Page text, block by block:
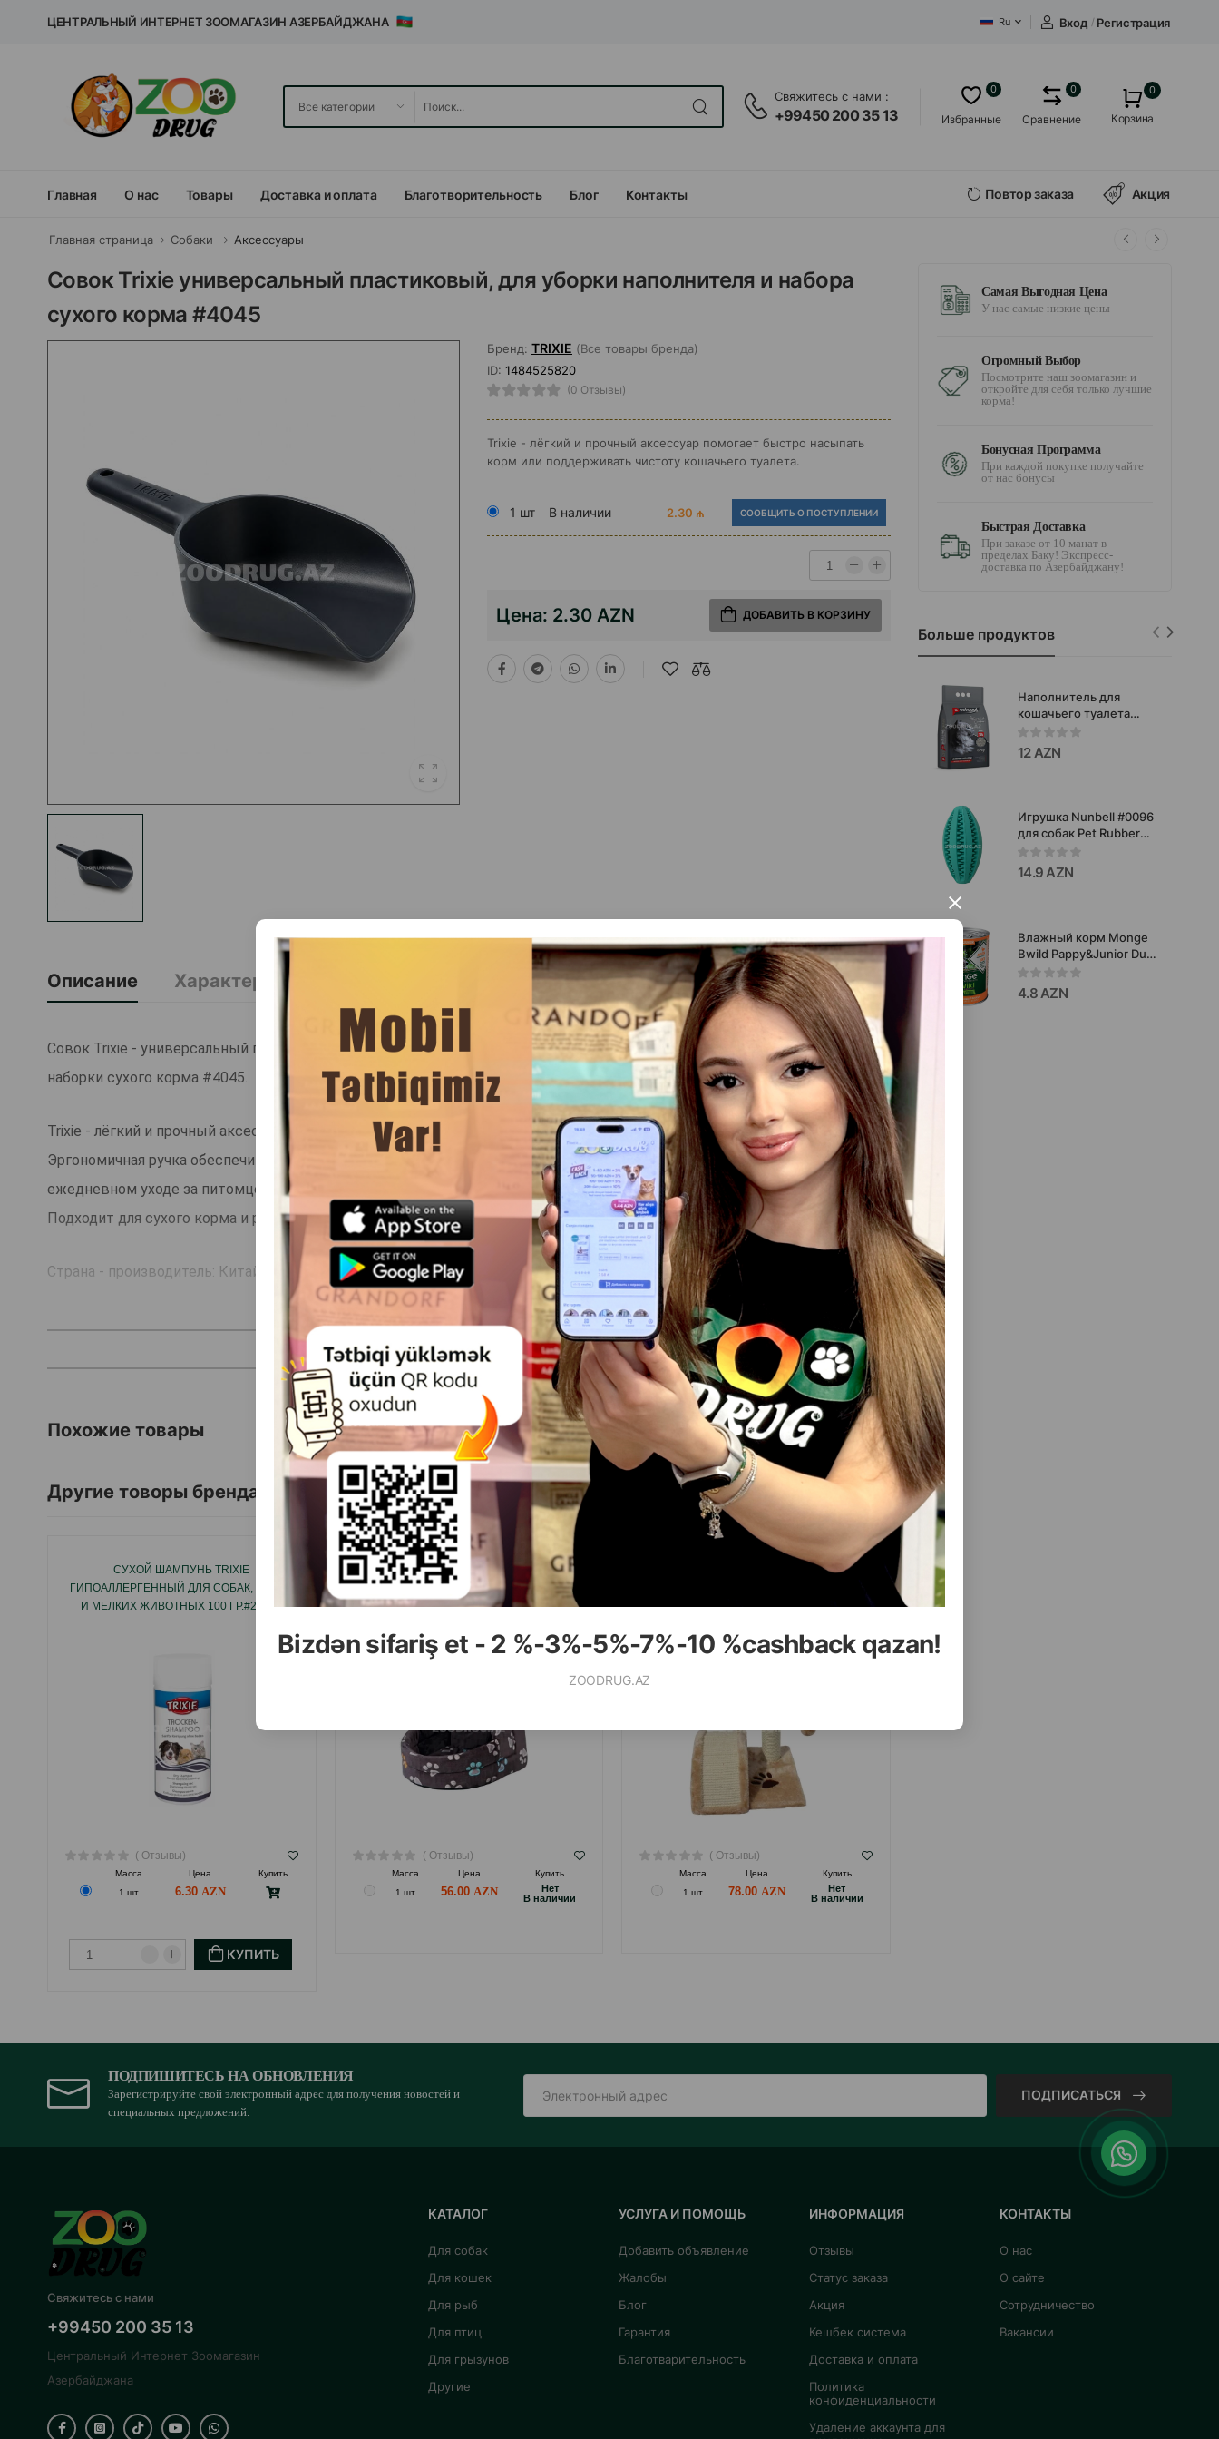
Bizdən sifariş et - 2 %-3%-5%-7%-10 %cashback qazan!
ZOODRUG.AZ
×
ЦЕНТРАЛЬНЫЙ ИНТЕРНЕТ ЗООМАГАЗИН АЗЕРБАЙДЖАНА Ru Вход / Регистрация
Свяжитесь с нами :
+99450 200 35 13 Избранные
0
Сравнение
0 0
Корзина
Главная О нас Товары Доставка и оплата Благотворительность Блог Контакты Повтор заказа Акция
Главная страница Собаки Аксессуары
Совок Trixie универсальный пластиковый, для уборки наполнителя и набора
сухого корма #4045
Бренд: TRIXIE (Все товары бренда)
ID: 1484525820
(0 Отзывы)
Trixie - лёгкий и прочный аксессуар помогает быстро насыпать
корм или поддерживать чистоту кошачьего туалета.
1 шт В наличии 2.30 ₼ СООБЩИТЬ О ПОСТУПЛЕНИИ
Цена: 2.30 AZN ДОБАВИТЬ В КОРЗИНУ
Описание Характеристика Отзывы(0)
Совок Trixie - универсальный пластиковый совок, который подходит как для уборки наполнителя, так и для удобной
наборки сухого корма #4045.
Trixie - лёгкий и прочный аксессуар помогает быстро насыпать корм или поддерживать чистоту кошачьего туалета.
Эргономичная ручка обеспечивает комфортное использование, а практичная форма делает совок удобным в
ежедневном уходе за питомцем.
Подходит для сухого корма и разных видов наполнителей.
Страна - производитель: Китай.
ЧИТАТЬ ДАЛЬШЕ
Похожие товары Смотреть Все
Другие товоры бренда Смотреть Все
СУХОЙ ШАМПУНЬ TRIXIE
ГИПОАЛЛЕРГЕННЫЙ ДЛЯ СОБАК, КОШЕК
И МЕЛКИХ ЖИВОТНЫХ 100 ГР.#29181
( Отзывы)
Масса Цена
Купить
1 шт
6.30
КУПИТЬ
ДОМИК TRIXIE ПЛЮШЕВЫЙ СО
СЪЕМНЫМ МАТРАСОМ ДЛЯ КОШЕК.
ЦВЕТ: КОРИЧНЕВЫЙ. РАЗМЕР: 40Х35Х35
( Отзывы)
Масса Цена
Купить
1 шт
56.00
Hет
B наличии
КОГТЕТОЧКА КОМПЛЕКС TRIXIE ДЛЯ
СМ.
( Отзывы)
Масса Цена
Купить
1 шт
78.00
Hет
B наличии
МИСКА TRIXIE КЕРАМИЧЕСКАЯ. ЦВЕТ:
Самая Выгодная Цена
У нас самые низкие цены
Огромный Выбор
Посмотрите наш зоомагазин и
откройте для себя только лучшие
корма!
Бонусная Программа
При каждой покупке получайте
от нас бонусы
Быстрая Доставка
При заказе от 10 манат в
пределах Баку! Экспресс-
доставка по Азербайджану!
Больше продуктов
Наполнитель для
кошачьего туалета
Petsand бентонитовый,
комкующийся с
активированным углем
12 AZN
Игрушка Nunbell #0096
для собак Pet Rubber
Toys мяч-регби 10см
14.9 AZN
Влажный корм Monge
Bwild Pappy&Junior Duck
беззерновой для
щенков кусочки в соусе
со вкусом утки, тыквы и
4.8 AZN
ПОДПИШИТЕСЬ НА ОБНОВЛЕНИЯ
Зарегистрируйте свой электронный адрес для получения новостей и
специальных предложений.
ПОДПИСАТЬСЯ
Свяжитесь с нами
+99450 200 35 13
Центральный Интернет Зоомагазин
Азербайджана
КАТАЛОГ
Для собак
Для кошек
Для рыб
Для птиц
Для грызунов
Другие
УСЛУГА И ПОМОЩЬ
Добавить объявление
Жалобы
Блог
Гарантия
Благотварительность
ИНФОРМАЦИЯ
Отзывы
Статус заказа
Акция
Кешбек система
Доставка и оплата
Политика
конфиденциальности
Удаление аккаунта для
КОНТАКТЫ
О нас
О сайте
Сотрудничество
Вакансии